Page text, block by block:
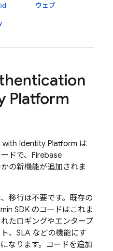
ウェブ
Platform
with Identity Platform は
ドで、 Firebase
の新機能が追加されま
移行は不要です。既存の
SDK のコードはこれま
たロギングやエンタープ
、SLA などの機能にす
なります。コードを追加